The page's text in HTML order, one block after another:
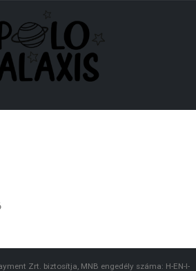
Zrt. biztosítja, MNB engedély száma: H-EN-I-